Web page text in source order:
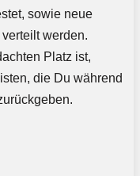
sowie neue
werden.
Platz ist,
die Du während